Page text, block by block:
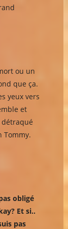
ou un
que ça.
yeux vers
et
Tommy.
obligé
Et si..
pas